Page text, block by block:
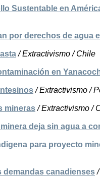
Sustentable en
por derechos de agua
/ Extractivismo / Chile
en
/ Extractivismo /
mineras/ Extractivismo /
deja sin agua a
para proyecto
demandas canadienses/